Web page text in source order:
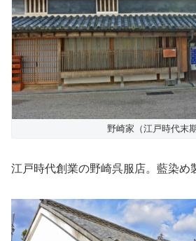
野崎家（江戸時代末期
江戸時代創業の野崎呉服店。藍染め